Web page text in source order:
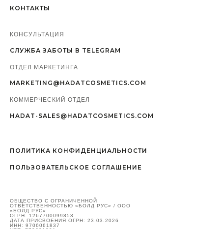
ПОЛИТИКА КОНФИДЕНЦИАЛЬНОСТИ
ПОЛЬЗОВАТЕЛЬСКОЕ СОГЛАШЕНИЕ
MARKETING@HADATCOSMETICS.COM
HADAT-SALES@HADATCOSMETICS.COM
СЛУЖБА ЗАБОТЫ В TELEGRAM
КОНТАКТЫ
КОНСУЛЬТАЦИЯ
ОБЩЕСТВО С ОГРАНИЧЕННОЙ
ОТВЕТСТВЕННОСТЬЮ «БОЛД РУС» / ООО
«БОЛД РУС»
ОГРН: 1267700099853
ДАТА ПРИСВОЕНИЯ ОГРН: 23.03.2026
ИНН: 9706061837
ОТДЕЛ МАРКЕТИНГА
КОММЕРЧЕСКИЙ ОТДЕЛ